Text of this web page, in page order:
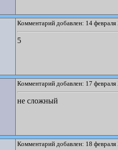
Комментарий добавлен: 14
5
Комментарий добавлен: 17
не сложный
Комментарий добавлен: 18